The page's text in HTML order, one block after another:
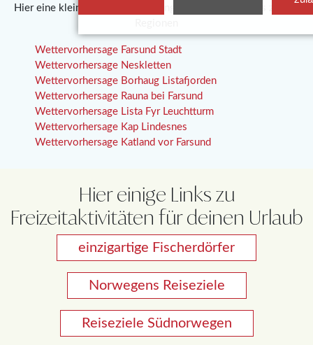
Hier eine kleine Zusammenstellung einiger Wetterlinks zu den
Wettervorhersage Farsund Stadt
Wettervorhersage Neskletten
Wettervorhersage Borhaug Listafjorden
Wettervorhersage Rauna bei Farsund
Wettervorhersage Lista Fyr Leuchtturm
Wettervorhersage Kap Lindesnes
Wettervorhersage Katland vor Farsund
Hier einige Links zu
Freizeitaktivitäten für deinen Urlaub
einzigartige Fischerdörfer
Norwegens Reiseziele
Reiseziele Südnorwegen